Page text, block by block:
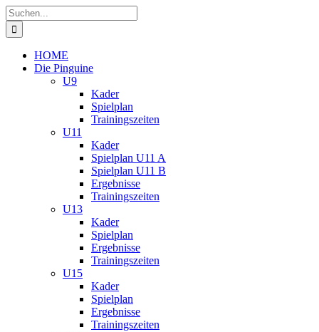
Zum
Inhalt
springen
Suche
nach:
HOME
Die Pinguine
U9
Kader
Spielplan
Trainingszeiten
U11
Kader
Spielplan U11 A
Spielplan U11 B
Ergebnisse
Trainingszeiten
U13
Kader
Spielplan
Ergebnisse
Trainingszeiten
U15
Kader
Spielplan
Ergebnisse
Trainingszeiten